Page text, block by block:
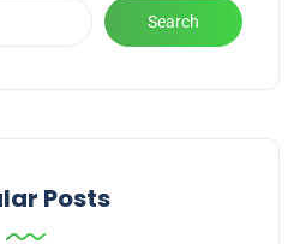
Search
Posts